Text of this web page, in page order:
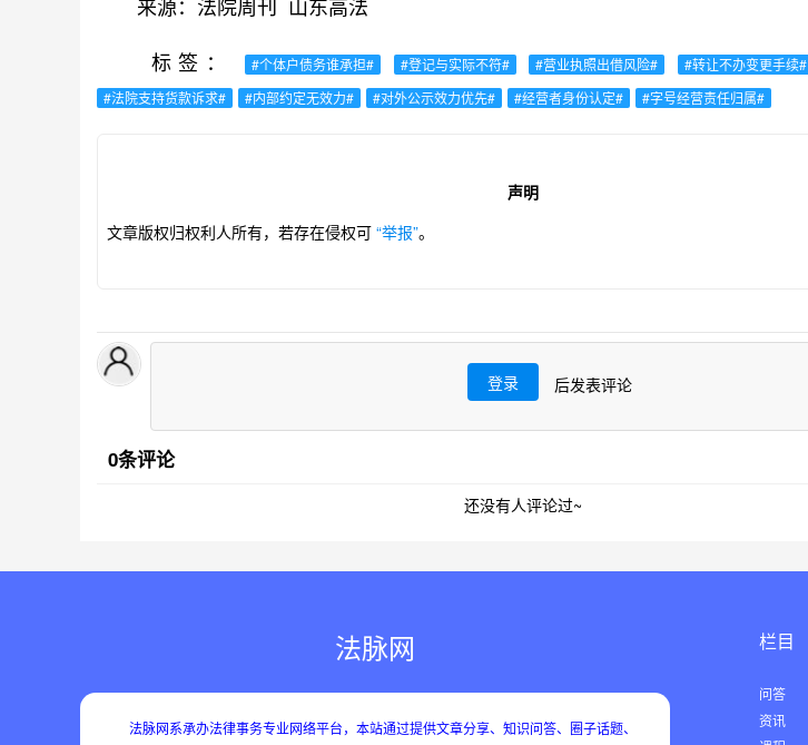
标签： #个体户债务谁承担# #登记与实际不符# #营业执照出借风险# #转让不办变更手续#
#法院支持货款诉求#
#内部约定无效力# #对外公示效力优先# #经营者身份认定# #字号经营责任归属#
声明
文章版权归权利人所有，若存在侵权可 “举报”。
登录 后发表评论
0条评论
还没有人评论过~
法脉网
法脉网系承办法律事务专业网络平台，本站通过提供文章分享、知识问答、圈子话题、
栏目
问答
资讯